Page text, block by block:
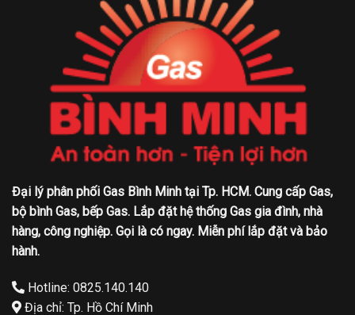
Đại lý phân phối Gas Bình Minh tại Tp. HCM. Cung cấp Gas,
bộ bình Gas, bếp Gas. Lắp đặt hệ thống Gas gia đình, nhà
hàng, công nghiệp. Gọi là có ngay. Miễn phí lắp đặt và bảo
hành.
Hotline: 0825.140.140
Địa chỉ: Tp. Hồ Chí Minh